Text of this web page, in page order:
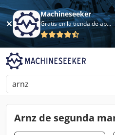
Machineseeker
Gratis en la tienda de aplicaciones
Arnz de segunda